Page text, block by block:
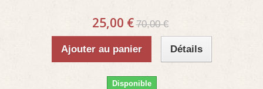
25,00 € 70,00 €
Ajouter au panier Détails
Disponible